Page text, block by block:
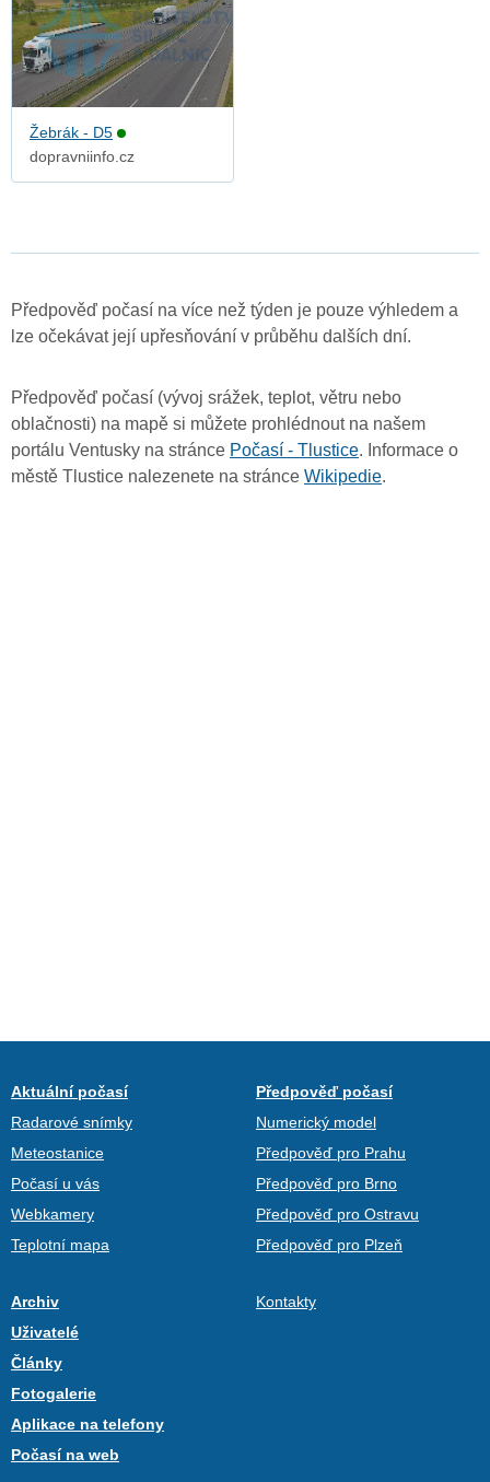
Žebrák - D5
dopravniinfo.cz
Předpověď počasí na více než týden je pouze výhledem a
lze očekávat její upřesňování v průběhu dalších dní.
Předpověď počasí (vývoj srážek, teplot, větru nebo
oblačnosti) na mapě si můžete prohlédnout na našem
portálu Ventusky na stránce Počasí - Tlustice. Informace o
městě Tlustice nalezenete na stránce Wikipedie.
Aktuální počasí
Radarové snímky
Meteostanice
Počasí u vás
Webkamery
Teplotní mapa
Předpověď počasí
Numerický model
Předpověď pro Prahu
Předpověď pro Brno
Předpověď pro Ostravu
Předpověď pro Plzeň
Archiv
Uživatelé
Články
Fotogalerie
Aplikace na telefony
Počasí na web
Kontakty